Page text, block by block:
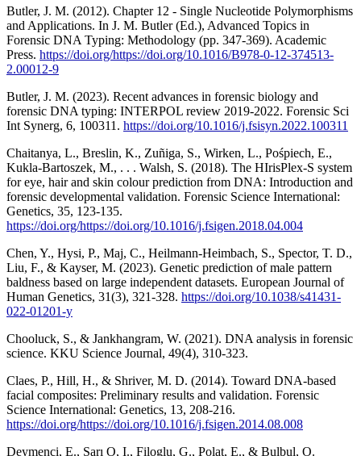
Butler, J. M. (2012). Chapter 12 - Single Nucleotide Polymorphisms
and Applications. In J. M. Butler (Ed.), Advanced Topics in
Forensic DNA Typing: Methodology (pp. 347-369). Academic
Press. https://doi.org/https://doi.org/10.1016/B978-0-12-374513-
2.00012-9
Butler, J. M. (2023). Recent advances in forensic biology and
forensic DNA typing: INTERPOL review 2019-2022. Forensic Sci
Int Synerg, 6, 100311. https://doi.org/10.1016/j.fsisyn.2022.100311
Chaitanya, L., Breslin, K., Zuñiga, S., Wirken, L., Pośpiech, E.,
Kukla-Bartoszek, M., . . . Walsh, S. (2018). The HIrisPlex-S system
for eye, hair and skin colour prediction from DNA: Introduction and
forensic developmental validation. Forensic Science International:
Genetics, 35, 123-135.
https://doi.org/https://doi.org/10.1016/j.fsigen.2018.04.004
Chen, Y., Hysi, P., Maj, C., Heilmann-Heimbach, S., Spector, T. D.,
Liu, F., & Kayser, M. (2023). Genetic prediction of male pattern
baldness based on large independent datasets. European Journal of
Human Genetics, 31(3), 321-328. https://doi.org/10.1038/s41431-
022-01201-y
Chooluck, S., & Jankhangram, W. (2021). DNA analysis in forensic
science. KKU Science Journal, 49(4), 310-323.
Claes, P., Hill, H., & Shriver, M. D. (2014). Toward DNA-based
facial composites: Preliminary results and validation. Forensic
Science International: Genetics, 13, 208-216.
https://doi.org/https://doi.org/10.1016/j.fsigen.2014.08.008
Deymenci, E., Sarı O, I., Filoglu, G., Polat, E., & Bulbul, O.